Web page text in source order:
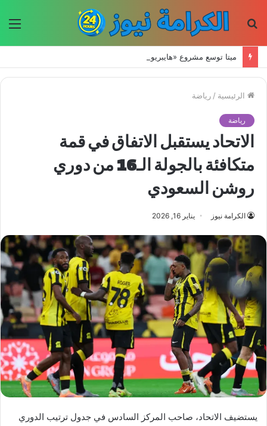
الرئيسية / رياضة
رياضة
الاتحاد يستقبل الاتفاق في قمة
متكافئة بالجولة الـ16 من دوري
روشن السعودي
الكرامة نيوز يناير 16, 2026
يستضيف الاتحاد، صاحب المركز السادس في جدول ترتيب الدوري